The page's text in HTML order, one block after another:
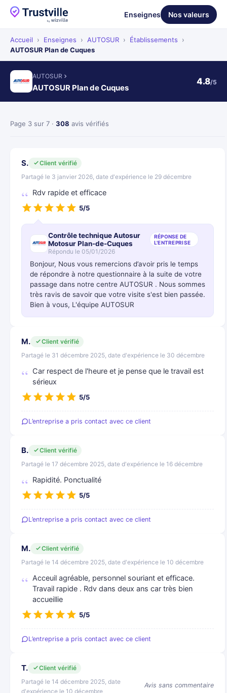
Enseignes Nos valeurs
Accueil › Enseignes › AUTOSUR › Établissements
›
AUTOSUR Plan de Cuques
AUTOSUR
AUTOSUR Plan de Cuques
4.8/5
Page 3 sur 7 · 308 avis vérifiés
S.
Client vérifié
Partagé le 3 janvier 2026, date d'expérience le 29 décembre
Rdv rapide et efficace
5/5
Contrôle technique Autosur
Motosur Plan-de-Cuques
RÉPONSE DE
L'ENTREPRISE
Répondu le 05/01/2026
Bonjour, Nous vous remercions d’avoir pris le temps
de répondre à notre questionnaire à la suite de votre
passage dans notre centre AUTOSUR . Nous sommes
très ravis de savoir que votre visite s'est bien passée.
Bien à vous, L'équipe AUTOSUR
M.
Client vérifié
Partagé le 31 décembre 2025, date d'expérience le 30 décembre
Car respect de l'heure et je pense que le travail est
sérieux
5/5
L’entreprise a pris contact avec ce client
B.
Client vérifié
Partagé le 17 décembre 2025, date d'expérience le 16 décembre
Rapidité. Ponctualité
5/5
L’entreprise a pris contact avec ce client
M.
Client vérifié
Partagé le 14 décembre 2025, date d'expérience le 10 décembre
Acceuil agréable, personnel souriant et efficace.
Travail rapide . Rdv dans deux ans car très bien
accueillie
5/5
L’entreprise a pris contact avec ce client
T.
Client vérifié
Partagé le 14 décembre 2025, date
d'expérience le 10 décembre
Avis sans commentaire